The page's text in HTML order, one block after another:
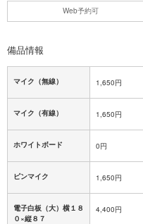
Web予約可
備品情報
マイク（無線） 1,650円
マイク（有線） 1,650円
ホワイトボード 0円
ピンマイク 1,650円
電子白板（大）横１８
０×縦８７
4,400円